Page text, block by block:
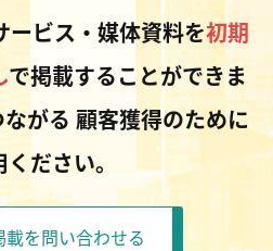
ビス・媒体資料を初期
で掲載することができま
がる 顧客獲得のために
ださい。
載を問い合わせる